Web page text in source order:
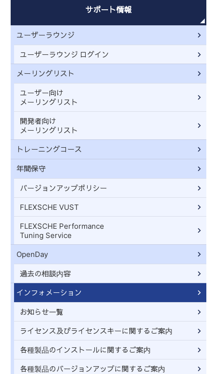
サポート情報
ユーザーラウンジ
ユーザーラウンジ ログイン
メーリングリスト
ユーザー向け
メーリングリスト
開発者向け
メーリングリスト
トレーニングコース
年間保守
バージョンアップポリシー
FLEXSCHE VUST
FLEXSCHE Performance
Tuning Service
OpenDay
過去の相談内容
インフォメーション
お知らせ一覧
ライセンス及びライセンスキーに関するご案内
各種製品のインストールに関するご案内
各種製品のバージョンアップに関するご案内